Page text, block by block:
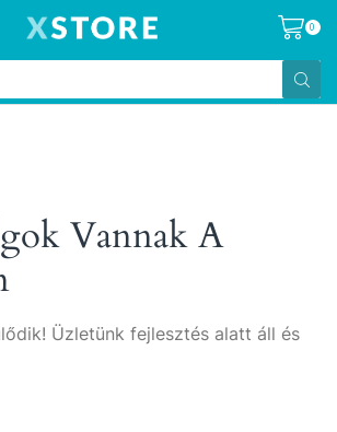
0
input
Vannak A
Üzletünk fejlesztés alatt áll és